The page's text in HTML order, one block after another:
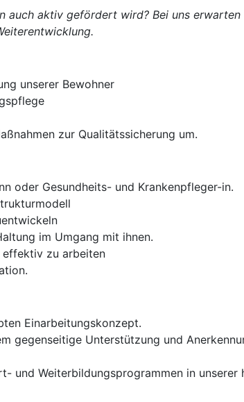
auch aktiv gefördert wird? Bei uns
unserer Bewohner
zur Qualitätssicherung um.
oder Gesundheits- und Krankenpfleger-in.
im Umgang mit ihnen.
effektiv zu arbeiten
Einarbeitungskonzept.
gegenseitige Unterstützung und
und Weiterbildungsprogrammen in unserer